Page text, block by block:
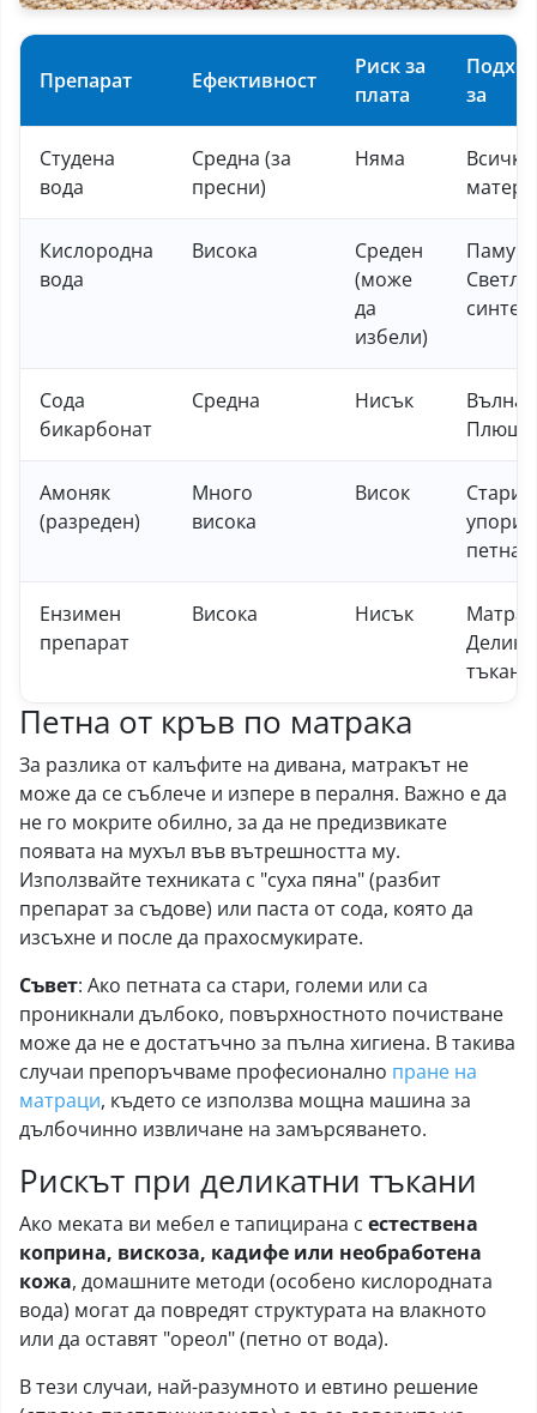
Препарат Ефективност
Риск за
плата
за
Студена
вода
Средна (за
пресни)
Няма
Всички
Кислородна
вода
Висока
Среден
(може
да
избели)
Памук,
Светла
Сода
бикарбонат
Средна Нисък
Вълна,
Плюш
Амоняк
(разреден)
Много
висока
Висок
Стари
петна
Ензимен
препарат
Висока Нисък
тъкани
Петна от кръв по матрака
За разлика от калъфите на дивана, матракът не
може да се съблече и изпере в пералня. Важно е да
не го мокрите обилно, за да не предизвикате
появата на мухъл във вътрешността му.
Използвайте техниката с "суха пяна" (разбит
препарат за съдове) или паста от сода, която да
изсъхне и после да прахосмукирате.
Съвет: Ако петната са стари, големи или са
проникнали дълбоко, повърхностното почистване
може да не е достатъчно за пълна хигиена. В такива
случаи препоръчваме професионално пране на
матраци, където се използва мощна машина за
дълбочинно извличане на замърсяването.
Рискът при деликатни тъкани
Ако меката ви мебел е тапицирана с естествена
коприна, вискоза, кадифе или необработена
кожа, домашните методи (особено кислородната
вода) могат да повредят структурата на влакното
или да оставят "ореол" (петно от вода).
В тези случаи, най-разумното и евтино решение